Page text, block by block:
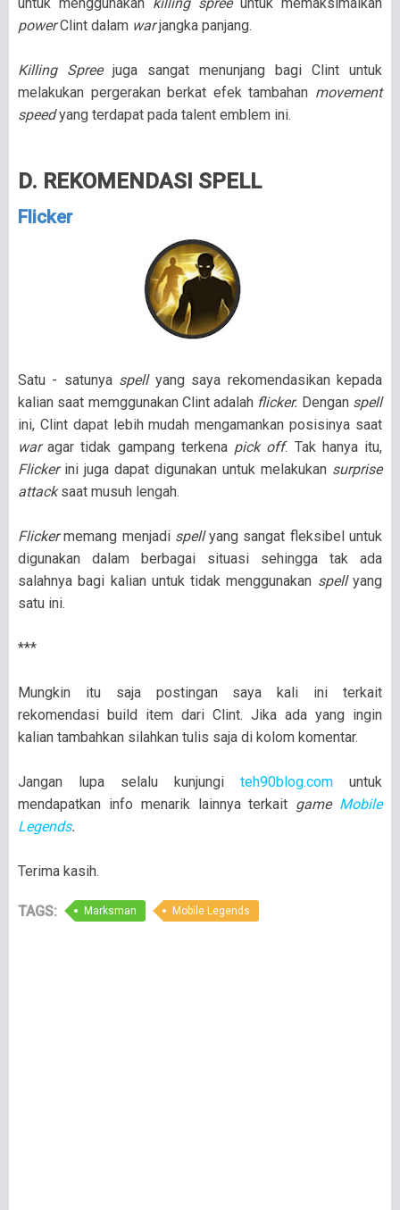
untuk menggunakan killing spreeuntuk memaksimalkan
powerClint dalam warjangka panjang.
Killing Spreejuga sangat menunjang bagi Clint untuk
melakukan pergerakan berkat efek tambahan movement
speedyang terdapat pada talent emblem ini.
D. REKOMENDASI SPELL
Flicker
Satu - satunya spell yang saya rekomendasikan kepada
kalian saat memggunakan Clint adalah flicker. Dengan spell
ini, Clint dapat lebih mudah mengamankan posisinya saat
waragar tidak gampang terkena pick off. Tak hanya itu,
Flickerini juga dapat digunakan untuk melakukan surprise
attacksaat musuh lengah.
Flickermemang menjadi spellyang sangat fleksibel untuk
digunakan dalam berbagai situasi sehingga tak ada
salahnya bagi kalian untuk tidak menggunakan spellyang
satu ini.
***
Mungkin itu saja postingan saya kali ini terkait
rekomendasi build item dari Clint. Jika ada yang ingin
kalian tambahkan silahkan tulis saja di kolom komentar.
Jangan lupa selalu kunjungi teh90blog.com untuk
mendapatkan info menarik lainnya terkait game Mobile
Legends.
Terima kasih.
TAGS: Marksman Mobile Legends